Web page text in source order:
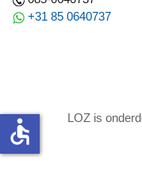
+31 85 0640737
LOZ is
accessible